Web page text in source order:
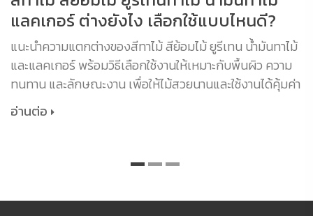
แลคเกอร์ ต่างยังไง เลือกใช้แบบไหนดี?
แนะนำความแตกต่างของสีทาไม้ สีย้อมไม้ ยูรีเทน น้ำมันทาไม้
และแลคเกอร์ พร้อมวิธีเลือกใช้งานให้เหมาะกับพื้นผิว ความ
ทนทาน และลักษณะงาน เพื่อให้ไม้สวยนานและใช้งานได้คุ้มค่า
อ่านต่อ